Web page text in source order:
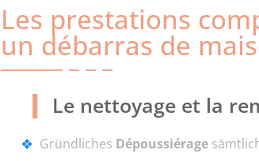
Les prestations
un débarras de
Le nettoyage et la
Gründliches Dépoussiérage